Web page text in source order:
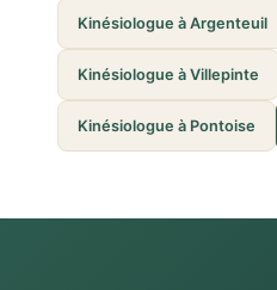
Kinésiologue à Argenteuil
Kinésiologue à Villepinte
Kinésiologue à Pontoise